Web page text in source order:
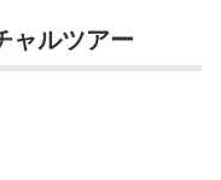
ャルツアー